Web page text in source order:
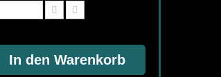
In den Warenkorb